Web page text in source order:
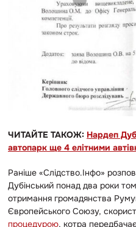
ЧИТАЙТЕ ТАКОЖ: Нардеп
автопарк ще 4 елітними
Раніше «Слідство.Інфо»
Дубінський понад два роки
отримання громадянства
Європейського Союзу,
процедурою, котра